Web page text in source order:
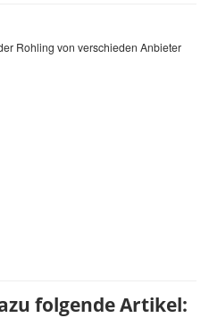
Rohling von verschieden Anbieter
folgende Artikel: